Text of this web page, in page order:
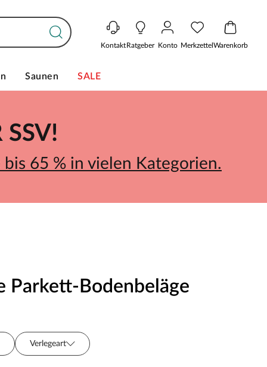
KontaktRatgeber Konto MerkzettelWarenkorb
Saunen SALE
bis 65 % in vielen Kategorien.
Parkett-Bodenbeläge
Verlegeart